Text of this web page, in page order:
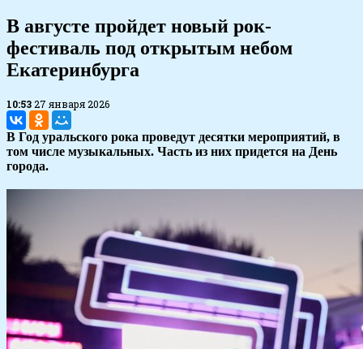
​В августе пройдет новый рок-
фестиваль под открытым небом
Екатеринбурга
10:5327 января 2026
В Год уральского рока проведут десятки мероприятий, в
том числе музыкальных. Часть из них придется на День
города.